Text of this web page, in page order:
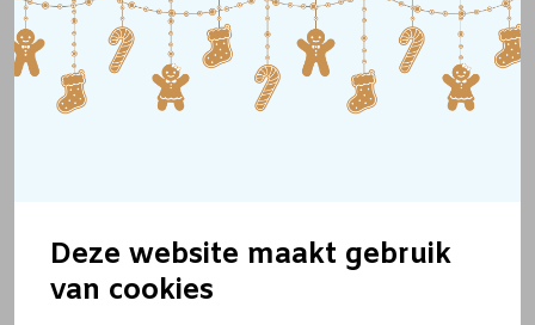
Deze website maakt gebruik
van cookies